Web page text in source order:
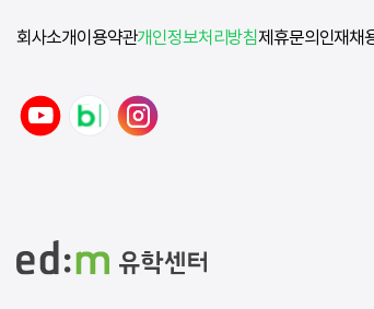
회사소개이용약관개인정보처리방침제휴문의 인재채
o
e
n
a
r